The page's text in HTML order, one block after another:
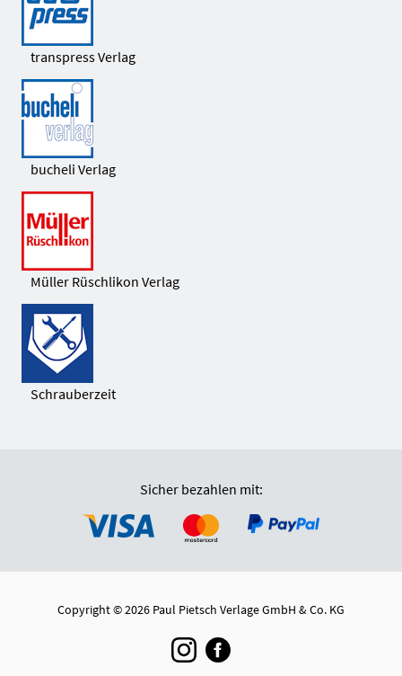
transpress Verlag
bucheli Verlag
Müller Rüschlikon Verlag
Schrauberzeit
Sicher bezahlen mit:
Copyright © 2026 Paul Pietsch Verlage GmbH & Co. KG